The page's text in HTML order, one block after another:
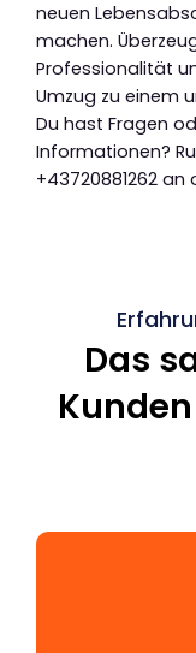
neuen
machen.
Professionalität
Umzug zu einem
Du hast Fragen
Informationen?
+43720881262
Das